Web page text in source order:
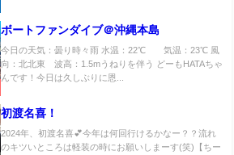
ボートファンダイブ＠沖縄本島
今日の天気：曇り時々雨 水温：22℃ 気温：23℃ 風
向：北北東 波高：1.5mうねりを伴う どーもHATAちゃ
んです！今日は久しぶりに恩...
初渡名喜！
2024年、初渡名喜💕今年は何回行けるかなー？？流れ
のキツいところは軽装の時にお願いしまーす(笑)【ちー